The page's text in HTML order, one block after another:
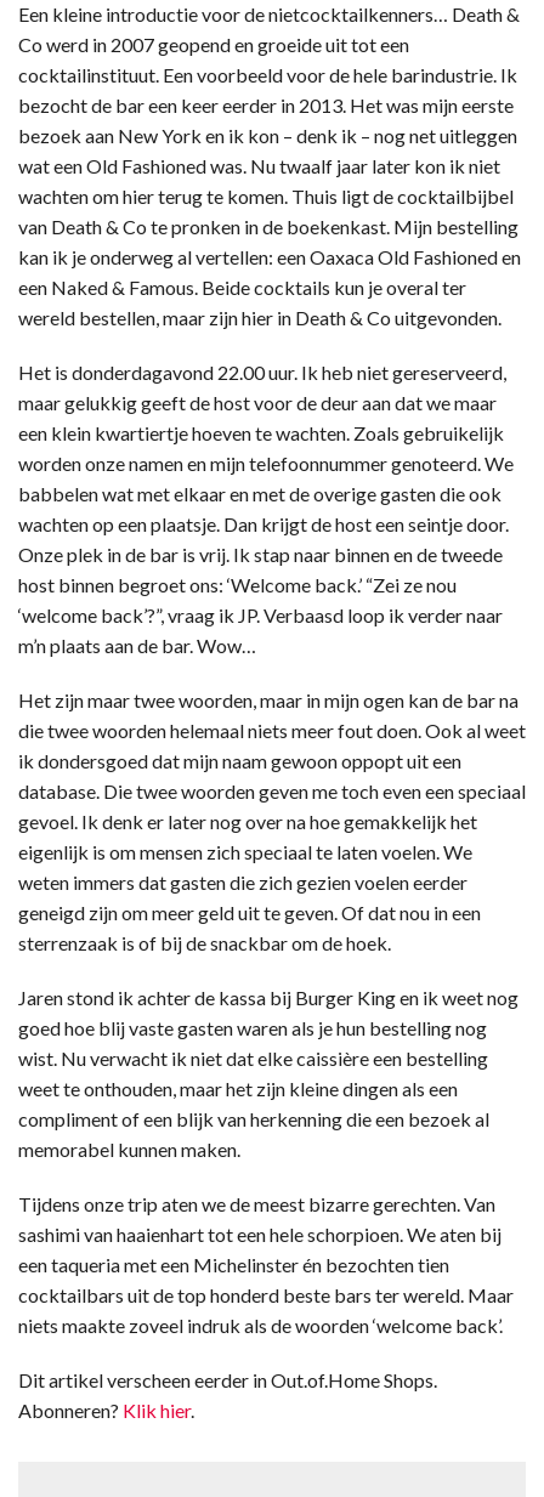
Een kleine introductie voor de nietcocktailkenners… Death &
Co werd in 2007 geopend en groeide uit tot een
cocktailinstituut. Een voorbeeld voor de hele barindustrie. Ik
bezocht de bar een keer eerder in 2013. Het was mijn eerste
bezoek aan New York en ik kon – denk ik – nog net uitleggen
wat een Old Fashioned was. Nu twaalf jaar later kon ik niet
wachten om hier terug te komen. Thuis ligt de cocktailbijbel
van Death & Co te pronken in de boekenkast. Mijn bestelling
kan ik je onderweg al vertellen: een Oaxaca Old Fashioned en
een Naked & Famous. Beide cocktails kun je overal ter
wereld bestellen, maar zijn hier in Death & Co uitgevonden.
Het is donderdagavond 22.00 uur. Ik heb niet gereserveerd,
maar gelukkig geeft de host voor de deur aan dat we maar
een klein kwartiertje hoeven te wachten. Zoals gebruikelijk
worden onze namen en mijn telefoonnummer genoteerd. We
babbelen wat met elkaar en met de overige gasten die ook
wachten op een plaatsje. Dan krijgt de host een seintje door.
Onze plek in de bar is vrij. Ik stap naar binnen en de tweede
host binnen begroet ons: ‘Welcome back.’ “Zei ze nou
‘welcome back’?”, vraag ik JP. Verbaasd loop ik verder naar
m’n plaats aan de bar. Wow…
Het zijn maar twee woorden, maar in mijn ogen kan de bar na
die twee woorden helemaal niets meer fout doen. Ook al weet
ik dondersgoed dat mijn naam gewoon oppopt uit een
database. Die twee woorden geven me toch even een speciaal
gevoel. Ik denk er later nog over na hoe gemakkelijk het
eigenlijk is om mensen zich speciaal te laten voelen. We
weten immers dat gasten die zich gezien voelen eerder
geneigd zijn om meer geld uit te geven. Of dat nou in een
sterrenzaak is of bij de snackbar om de hoek.
Jaren stond ik achter de kassa bij Burger King en ik weet nog
goed hoe blij vaste gasten waren als je hun bestelling nog
wist. Nu verwacht ik niet dat elke caissière een bestelling
weet te onthouden, maar het zijn kleine dingen als een
compliment of een blijk van herkenning die een bezoek al
memorabel kunnen maken.
Tijdens onze trip aten we de meest bizarre gerechten. Van
sashimi van haaienhart tot een hele schorpioen. We aten bij
een taqueria met een Michelinster én bezochten tien
cocktailbars uit de top honderd beste bars ter wereld. Maar
niets maakte zoveel indruk als de woorden ‘welcome back’.
Dit artikel verscheen eerder in Out.of.Home Shops.
Abonneren? Klik hier.